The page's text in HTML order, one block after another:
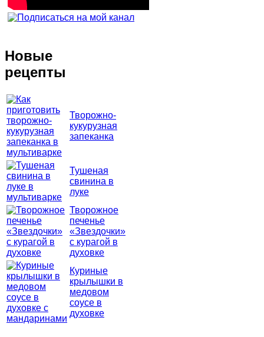
Новые
рецепты
Творожно-
кукурузная
запеканка
Тушеная
свинина в
луке
Творожное
печенье
«Звездочки»
с курагой в
духовке
Куриные
крылышки в
медовом
соусе в
духовке